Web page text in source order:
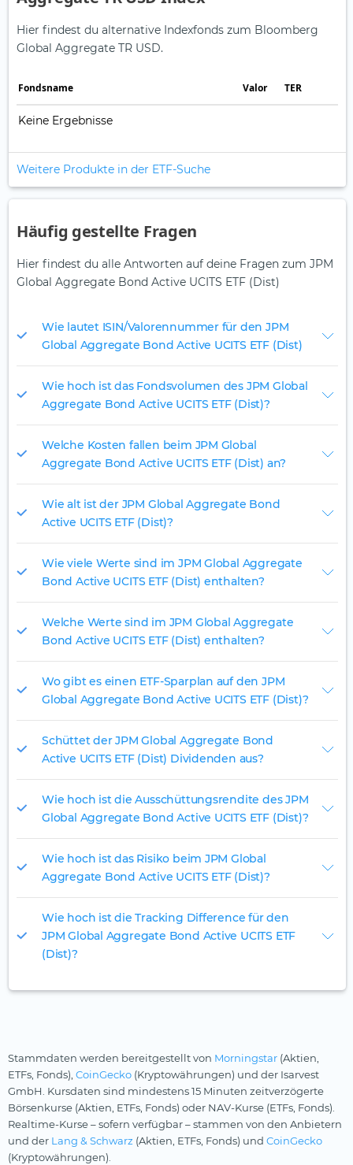
Hier findest du alternative Indexfonds zum Bloomberg
Global Aggregate TR USD.
Fonds­name Valor TER
Keine Ergebnisse
Weitere Produkte in der ETF-Suche
Häufig gestellte Fragen
Hier findest du alle Antworten auf deine Fragen zum JPM
Global Aggregate Bond Active UCITS ETF (Dist)
Wie lautet ISIN/Valorennummer für den JPM
Global Aggregate Bond Active UCITS ETF (Dist)
Wie hoch ist das Fondsvolumen des JPM Global
Aggregate Bond Active UCITS ETF (Dist)?
Welche Kosten fallen beim JPM Global
Aggregate Bond Active UCITS ETF (Dist) an?
Wie alt ist der JPM Global Aggregate Bond
Active UCITS ETF (Dist)?
Wie viele Werte sind im JPM Global Aggregate
Bond Active UCITS ETF (Dist) enthalten?
Welche Werte sind im JPM Global Aggregate
Bond Active UCITS ETF (Dist) enthalten?
Wo gibt es einen ETF-Sparplan auf den JPM
Global Aggregate Bond Active UCITS ETF (Dist)?
Schüttet der JPM Global Aggregate Bond
Active UCITS ETF (Dist) Dividenden aus?
Wie hoch ist die Ausschüttungsrendite des JPM
Global Aggregate Bond Active UCITS ETF (Dist)?
Wie hoch ist das Risiko beim JPM Global
Aggregate Bond Active UCITS ETF (Dist)?
Wie hoch ist die Tracking Difference für den
JPM Global Aggregate Bond Active UCITS ETF
(Dist)?
Stammdaten werden bereitgestellt von Morningstar (Aktien,
ETFs, Fonds), CoinGecko (Kryptowährungen) und der Isarvest
GmbH. Kursdaten sind mindestens 15 Minuten zeitverzögerte
Börsenkurse (Aktien, ETFs, Fonds) oder NAV-Kurse (ETFs, Fonds).
Realtime-Kurse – sofern verfügbar – stammen von den Anbietern
und der Lang & Schwarz (Aktien, ETFs, Fonds) und CoinGecko
(Kryptowährungen).